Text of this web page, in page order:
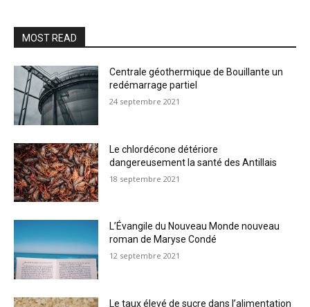
MOST READ
Centrale géothermique de Bouillante un
redémarrage partiel
24 septembre 2021
Le chlordécone détériore
dangereusement la santé des Antillais
18 septembre 2021
L’Évangile du Nouveau Monde nouveau
roman de Maryse Condé
12 septembre 2021
Le taux élevé de sucre dans l’alimentation